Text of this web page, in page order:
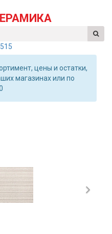
цены и остатки,
магазинах или по